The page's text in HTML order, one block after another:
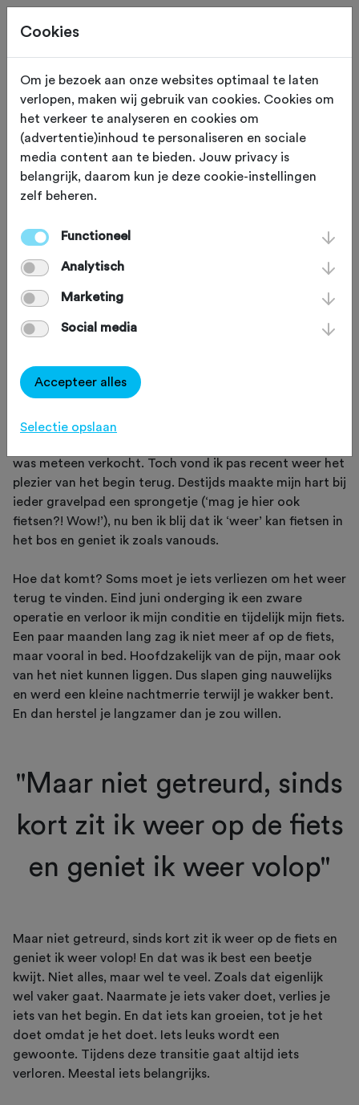
OVERIG Gewijzigd op 17 oktober 2022
Column: Genieten als
vanouds
Christiaan Warger van gravelrides.cc
geniet na een zware operatie en
bijbehorende herstelperiode weer
volop van het gravelbiken. "Soms moet
vinden."
was meteen verkocht. Toch vond ik pas recent weer het
plezier van het begin terug. Destijds maakte mijn hart bij
ieder gravelpad een sprongetje (‘mag je hier ook
fietsen?! Wow!’), nu ben ik blij dat ik ‘weer’ kan fietsen in
het bos en geniet ik zoals vanouds.
Hoe dat komt? Soms moet je iets verliezen om het weer
terug te vinden. Eind juni onderging ik een zware
operatie en verloor ik mijn conditie en tijdelijk mijn fiets.
Een paar maanden lang zag ik niet meer af op de fiets,
maar vooral in bed. Hoofdzakelijk van de pijn, maar ook
van het niet kunnen liggen. Dus slapen ging nauwelijks
en werd een kleine nachtmerrie terwijl je wakker bent.
En dan herstel je langzamer dan je zou willen.
"Maar niet getreurd, sinds
kort zit ik weer op de fiets
en geniet ik weer volop"
Maar niet getreurd, sinds kort zit ik weer op de fiets en
geniet ik weer volop! En dat was ik best een beetje
kwijt. Niet alles, maar wel te veel. Zoals dat eigenlijk
wel vaker gaat. Naarmate je iets vaker doet, verlies je
iets van het begin. En dat iets kan groeien, tot je het
doet omdat je het doet. Iets leuks wordt een
gewoonte. Tijdens deze transitie gaat altijd iets
verloren. Meestal iets belangrijks.
Cookies
Om je bezoek aan onze websites optimaal te laten
verlopen, maken wij gebruik van cookies. Cookies om
het verkeer te analyseren en cookies om
(advertentie)inhoud te personaliseren en sociale
media content aan te bieden. Jouw privacy is
belangrijk, daarom kun je deze cookie-instellingen
zelf beheren.
Functioneel
Analytisch
Marketing
Social media
Accepteer alles
Selectie opslaan